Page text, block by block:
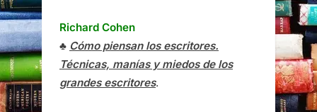
Richard Cohen
♣ Cómo piensan los escritores.
Técnicas, manías y miedos de los
grandes escritores.